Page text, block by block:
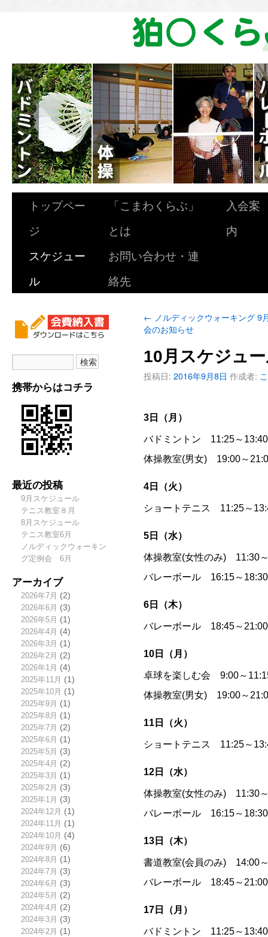
トップペー
ジ
「こまわくらぶ」
とは
入会案
内
スケジュー
ル
お問い合わせ・連
絡先
携帯からはコチラ
最近の投稿
9月スケジュール
テニス教室８月
8月スケジュール
テニス教室6月
ノルディックウォーキン
グ定例会 6月
アーカイブ
2026年7月 (2)
2026年6月 (3)
2026年5月 (1)
2026年4月 (4)
2026年3月 (1)
2026年2月 (2)
2026年1月 (4)
2025年11月 (1)
2025年10月 (1)
2025年9月 (1)
2025年8月 (1)
2025年7月 (2)
2025年6月 (1)
2025年5月 (3)
2025年4月 (2)
2025年3月 (1)
2025年2月 (3)
2025年1月 (3)
2024年12月 (1)
2024年11月 (1)
2024年10月 (4)
2024年9月 (6)
2024年8月 (1)
2024年7月 (3)
2024年6月 (3)
2024年5月 (2)
2024年4月 (2)
2024年3月 (3)
2024年2月 (1)
← ノルディックウォーキング 9
会のお知らせ
10月スケジュ
投稿日: 2016年9月8日 作成者:
3日（月）
バドミントン 11:25～
体操教室(男女) 19:00～
4日（火）
ショートテニス 11:25～
5日（水）
体操教室(女性のみ) 11:30
バレーボール 16:15～
6日（木）
バレーボール 18:45～
10日（月）
卓球を楽しむ会 9:00～
体操教室(男女) 19:00～
11日（火）
ショートテニス 11:25～
12日（水）
体操教室(女性のみ) 11:30
バレーボール 16:15～
13日（木）
書道教室(会員のみ) 14:00
バレーボール 18:45～
17日（月）
バドミントン 11:25～